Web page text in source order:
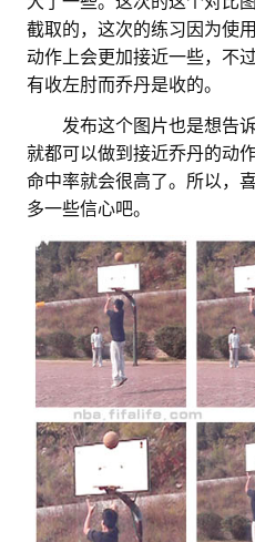
截取的，这次的练习因为使
动作上会更加接近一些，不
有收左肘而乔丹是收的。
发布这个图片也是想告
就都可以做到接近乔丹的动
命中率就会很高了。所以，
多一些信心吧。